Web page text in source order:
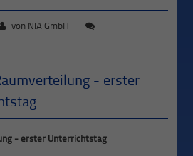
von NIA GmbH
- erster
- erster Unterrichtstag